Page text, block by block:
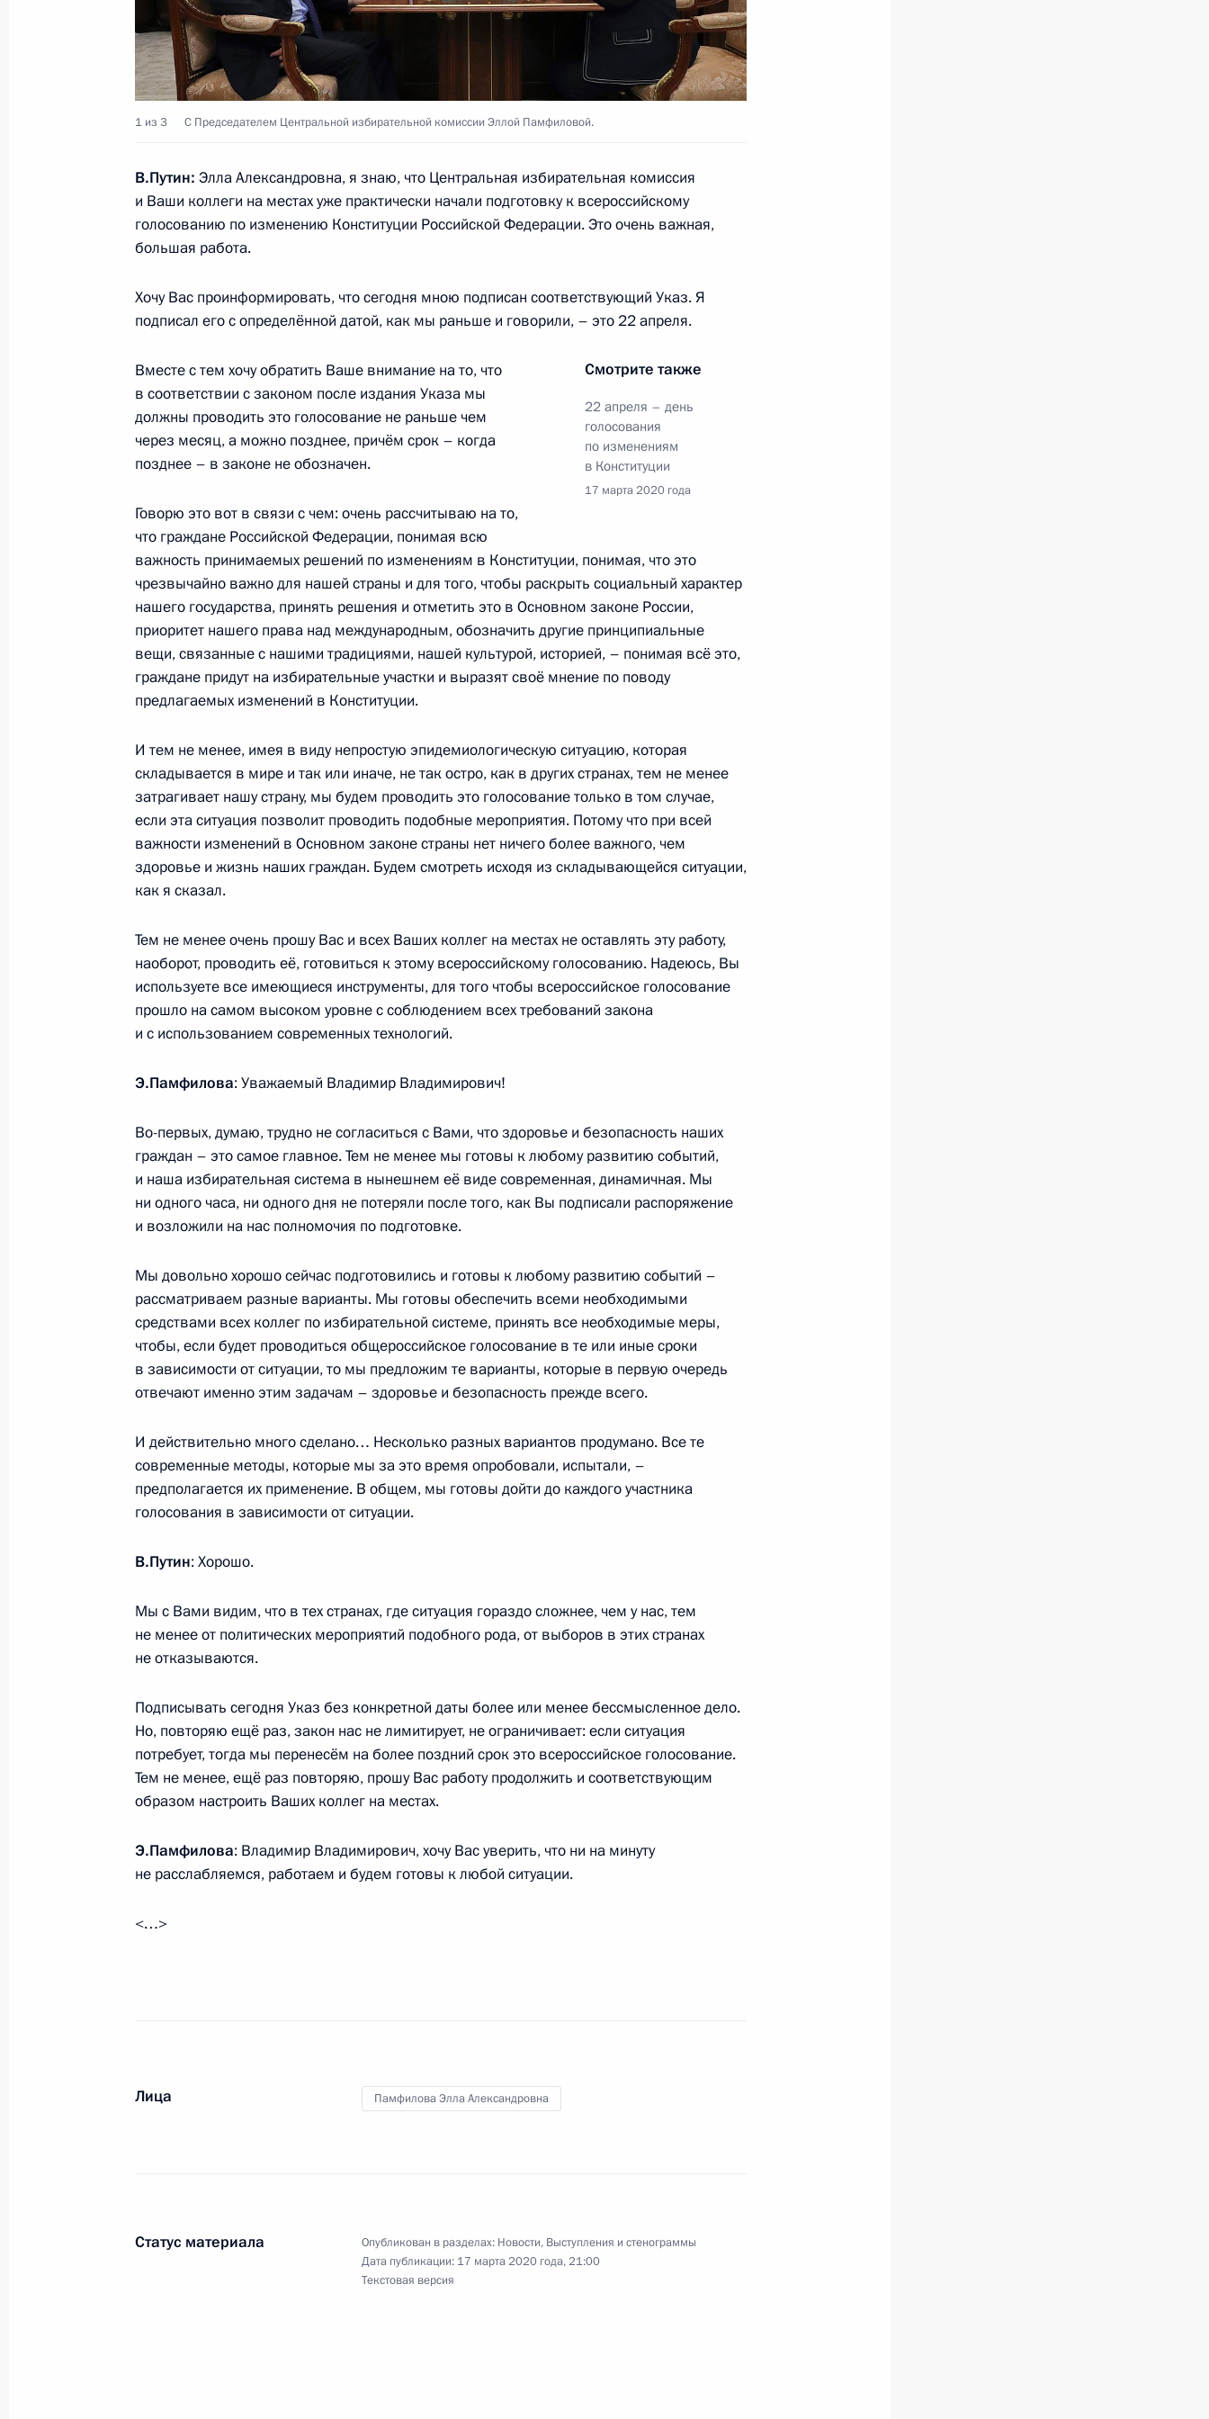
медицинского применения
17 марта 2020 года, 16:20
Об оппозиции – системной и не только (интервью ТАСС)
Посещение центра по мониторингу ситуации с коронавирусом 6
17 марта 2020 года, 13:20 Москва
16 марта 2020 года, понедельник
Телефонный разговор с Президентом Эстонии Керсти Кальюлайд
16 марта 2020 года, 17:55
Телефонный разговор с Президентом Финляндии Саули
Ниинистё
16 марта 2020 года, 16:20
О санкциях как стимуле для развития экономики (интервью
ТАСС)
16 марта 2020 года, 15:00
Встреча с главой ВТБ Андреем Костиным
15 марта 2020 года, воскресенье
Распоряжение о рабочей группе Госсовета по противодействию
15 марта 2020 года, 21:30
14 марта 2020 года, суббота
Президент направил запрос в Конституционный Суд
13 марта 2020 года, пятница
Встреча с Президентом Южной Осетии Анатолием Бибиловым
13 марта 2020 года, 15:45 Москва, Кремль
4
О нынешних руководителях корпораций и олигархах 90-х
(интервью ТАСС)
Совещание с постоянными членами Совета Безопасности
12 марта 2020 года, четверг
Телефонный разговор с Премьер-министром Болгарии Бойко
Борисовым
Эрдоганом
1 из 3 С Председателем Центральной избирательной комиссии Эллой Памфиловой.
В.Путин: Элла Александровна, я знаю, что Центральная избирательная комиссия
и Ваши коллеги на местах уже практически начали подготовку к всероссийскому
голосованию по изменению Конституции Российской Федерации. Это очень важная,
большая работа.
Хочу Вас проинформировать, что сегодня мною подписан соответствующий Указ. Я
подписал его с определённой датой, как мы раньше и говорили, – это 22 апреля.
Смотрите также
22 апреля – день
голосования
по изменениям
в Конституции
17 марта 2020 года
Вместе с тем хочу обратить Ваше внимание на то, что
в соответствии с законом после издания Указа мы
должны проводить это голосование не раньше чем
через месяц, а можно позднее, причём срок – когда
позднее – в законе не обозначен.
Говорю это вот в связи с чем: очень рассчитываю на то,
что граждане Российской Федерации, понимая всю
важность принимаемых решений по изменениям в Конституции, понимая, что это
чрезвычайно важно для нашей страны и для того, чтобы раскрыть социальный характер
нашего государства, принять решения и отметить это в Основном законе России,
приоритет нашего права над международным, обозначить другие принципиальные
вещи, связанные с нашими традициями, нашей культурой, историей, – понимая всё это,
граждане придут на избирательные участки и выразят своё мнение по поводу
предлагаемых изменений в Конституции.
И тем не менее, имея в виду непростую эпидемиологическую ситуацию, которая
складывается в мире и так или иначе, не так остро, как в других странах, тем не менее
затрагивает нашу страну, мы будем проводить это голосование только в том случае,
если эта ситуация позволит проводить подобные мероприятия. Потому что при всей
важности изменений в Основном законе страны нет ничего более важного, чем
здоровье и жизнь наших граждан. Будем смотреть исходя из складывающейся ситуации,
как я сказал.
Тем не менее очень прошу Вас и всех Ваших коллег на местах не оставлять эту работу,
наоборот, проводить её, готовиться к этому всероссийскому голосованию. Надеюсь, Вы
используете все имеющиеся инструменты, для того чтобы всероссийское голосование
прошло на самом высоком уровне с соблюдением всех требований закона
и с использованием современных технологий.
Э.Памфилова: Уважаемый Владимир Владимирович!
Во-первых, думаю, трудно не согласиться с Вами, что здоровье и безопасность наших
граждан – это самое главное. Тем не менее мы готовы к любому развитию событий,
и наша избирательная система в нынешнем её виде современная, динамичная. Мы
ни одного часа, ни одного дня не потеряли после того, как Вы подписали распоряжение
и возложили на нас полномочия по подготовке.
Мы довольно хорошо сейчас подготовились и готовы к любому развитию событий –
рассматриваем разные варианты. Мы готовы обеспечить всеми необходимыми
средствами всех коллег по избирательной системе, принять все необходимые меры,
чтобы, если будет проводиться общероссийское голосование в те или иные сроки
в зависимости от ситуации, то мы предложим те варианты, которые в первую очередь
отвечают именно этим задачам – здоровье и безопасность прежде всего.
И действительно много сделано… Несколько разных вариантов продумано. Все те
современные методы, которые мы за это время опробовали, испытали, –
предполагается их применение. В общем, мы готовы дойти до каждого участника
голосования в зависимости от ситуации.
В.Путин: Хорошо.
Мы с Вами видим, что в тех странах, где ситуация гораздо сложнее, чем у нас, тем
не менее от политических мероприятий подобного рода, от выборов в этих странах
не отказываются.
Подписывать сегодня Указ без конкретной даты более или менее бессмысленное дело.
Но, повторяю ещё раз, закон нас не лимитирует, не ограничивает: если ситуация
потребует, тогда мы перенесём на более поздний срок это всероссийское голосование.
Тем не менее, ещё раз повторяю, прошу Вас работу продолжить и соответствующим
образом настроить Ваших коллег на местах.
Э.Памфилова: Владимир Владимирович, хочу Вас уверить, что ни на минуту
не расслабляемся, работаем и будем готовы к любой ситуации.
<…>
Лица Памфилова Элла Александровна
Статус материала Опубликован в разделах: Новости, Выступления и стенограммы
Дата публикации: 17 марта 2020 года, 21:00
Текстовая версия